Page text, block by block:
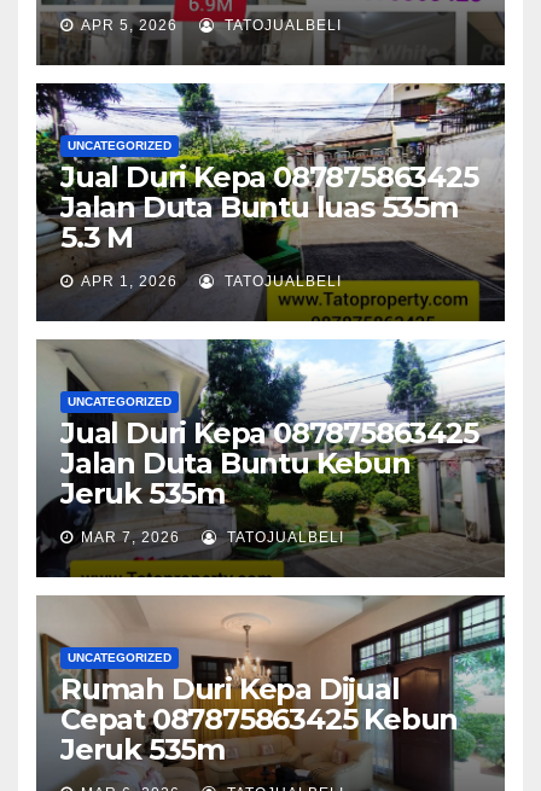
APR 5, 2026 TATOJUALBELI
UNCATEGORIZED
Jual Duri Kepa 087875863425
Jalan Duta Buntu luas 535m
5.3 M
APR 1, 2026 TATOJUALBELI
UNCATEGORIZED
Jual Duri Kepa 087875863425
Jalan Duta Buntu Kebun
Jeruk 535m
MAR 7, 2026 TATOJUALBELI
UNCATEGORIZED
Rumah Duri Kepa Dijual
Cepat 087875863425 Kebun
Jeruk 535m